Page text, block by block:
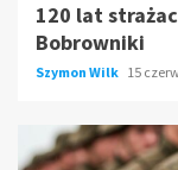
120 lat
Bobrowniki
Szymon Wilk 15